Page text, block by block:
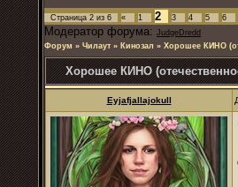
Страница 2 из 6 « 1 2 3 4 5 6
Модератор форума: JudgeDredd
Форум » Чилаут » Кинозал » Хорошее КИНО
Хорошее КИНО
Eyjafjallajokull